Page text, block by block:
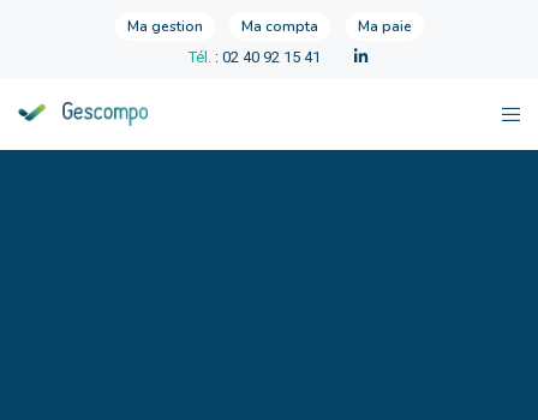
Ma gestion Ma compta Ma paie
Tél. : 02 40 92 15 41